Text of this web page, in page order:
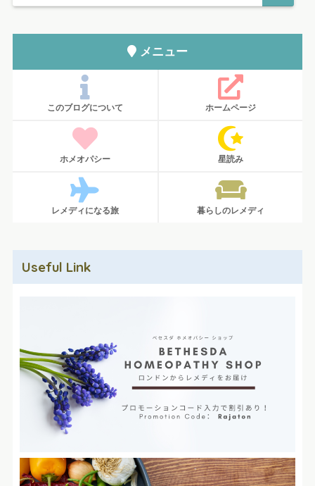
メニュー
このブログについて ホームページ
ホメオパシー 星読み
レメディになる旅 暮らしのレメディ
Useful Link